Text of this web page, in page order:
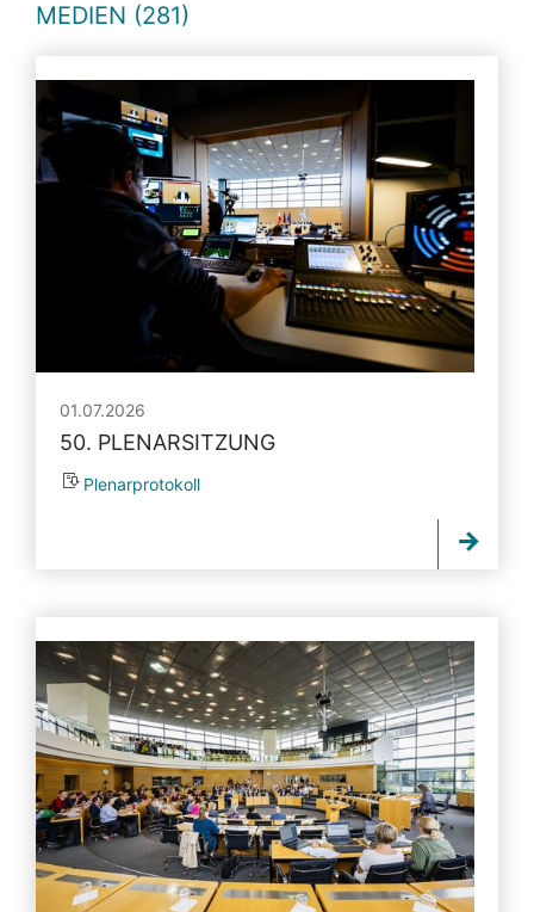
MEDIEN (281)
01.07.2026
50. PLENARSITZUNG
Plenarprotokoll